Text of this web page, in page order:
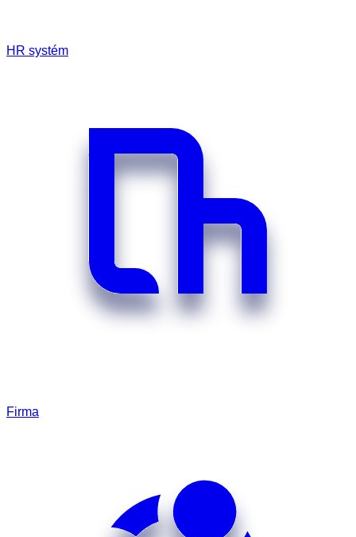
HR systém
Firma